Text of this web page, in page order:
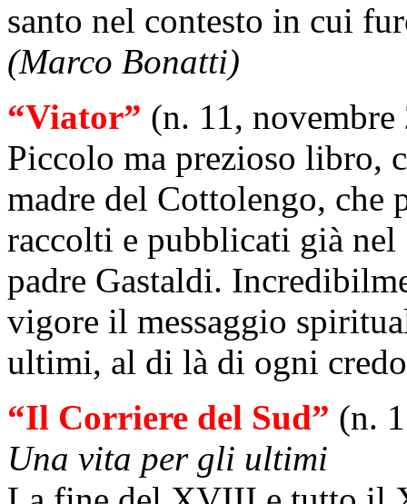
santo nel contesto in cui
(Marco Bonatti)
“Viator” (n. 11, novembre
Piccolo ma prezioso libro,
madre del Cottolengo, che
raccolti e pubblicati già
padre Gastaldi.
vigore il messaggio
ultimi, al di là di ogni
“Il Corriere del Sud” (n.
Una vita per gli ultimi